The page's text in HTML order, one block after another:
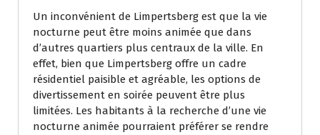
Un inconvénient de Limpertsberg est que la vie
nocturne peut être moins animée que dans
d’autres quartiers plus centraux de la ville. En
effet, bien que Limpertsberg offre un cadre
résidentiel paisible et agréable, les options de
divertissement en soirée peuvent être plus
limitées. Les habitants à la recherche d’une vie
nocturne animée pourraient préférer se rendre